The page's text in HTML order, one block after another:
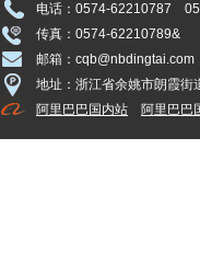
电话：0574-62210787
传真：0574-62210789&
邮箱：cqb@nbdingtai.com
地址：浙江省余姚市朗霞街
阿里巴巴国内站
阿里巴巴